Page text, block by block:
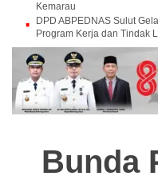
Kemarau
DPD ABPEDNAS Sulut
Program Kerja dan Tindak
Bunda